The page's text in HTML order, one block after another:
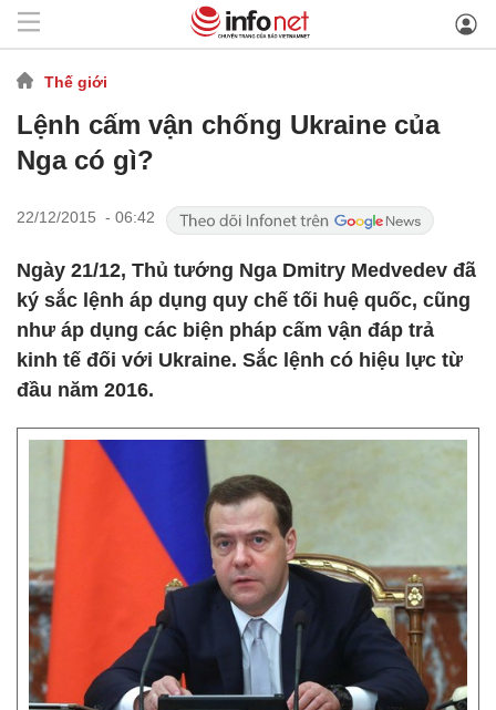
Thế giới
Lệnh cấm vận chống Ukraine của
Nga có gì?
22/12/2015 - 06:42
Ngày 21/12, Thủ tướng Nga Dmitry Medvedev đã
ký sắc lệnh áp dụng quy chế tối huệ quốc, cũng
như áp dụng các biện pháp cấm vận đáp trả
kinh tế đối với Ukraine. Sắc lệnh có hiệu lực từ
đầu năm 2016.